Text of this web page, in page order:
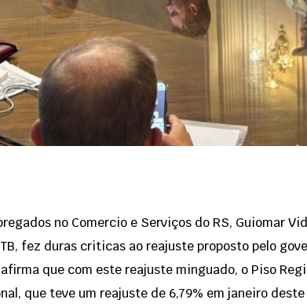
no Comercio e Serviços do RS, Guiomar
fez duras criticas ao reajuste proposto pelo
que com este reajuste minguado, o Piso
que teve um reajuste de 6,79% em janeiro